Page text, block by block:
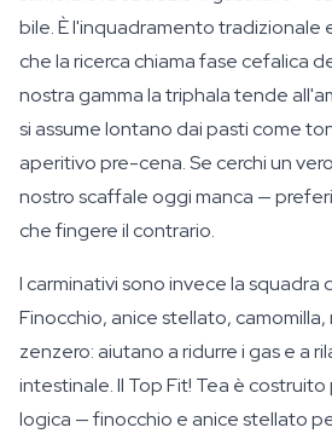
bile. È l'inquadramento tradizionale
che la ricerca chiama fase cefalica
nostra gamma la triphala tende
si assume lontano dai pasti come
aperitivo pre-cena. Se cerchi un
nostro scaffale oggi manca —
che fingere il contrario.
I carminativi sono invece la
Finocchio, anice stellato,
zenzero: aiutano a ridurre i gas e a
intestinale. Il Top Fit! Tea è
logica — finocchio e anice stellato